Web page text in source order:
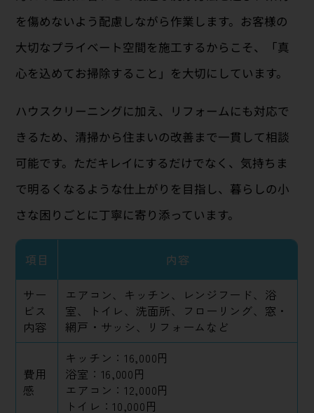
を傷めないよう配慮しながら作業します。お客様の
大切なプライベート空間を施工するからこそ、「真
心を込めてお掃除すること」を大切にしています。
ハウスクリーニングに加え、リフォームにも対応で
きるため、清掃から住まいの改善まで一貫して相談
可能です。ただキレイにするだけでなく、気持ちま
で明るくなるような仕上がりを目指し、暮らしの小
さな困りごとに丁寧に寄り添っています。
項目 内容
サー
ビス
内容
エアコン、キッチン、レンジフード、浴
室、トイレ、洗面所、フローリング、窓・
網戸・サッシ、リフォームなど
費用
感
キッチン：16,000円
浴室：16,000円
エアコン：12,000円
トイレ：10,000円